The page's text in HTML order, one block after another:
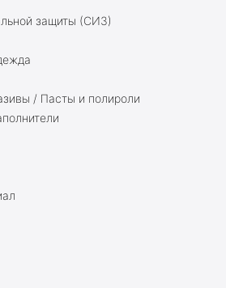
защиты (СИЗ)
/ Пасты и полироли